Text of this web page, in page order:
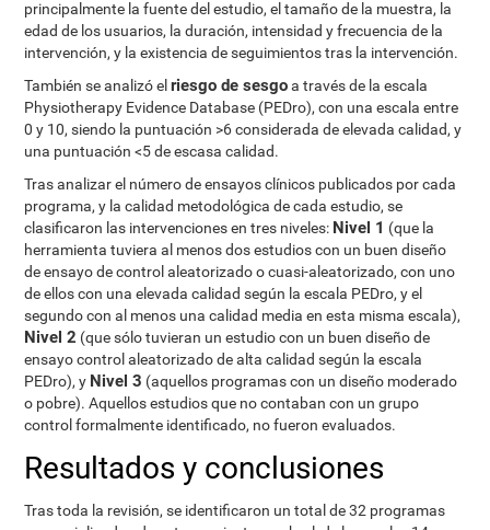
principalmente la fuente del estudio, el tamaño de la muestra, la
edad de los usuarios, la duración, intensidad y frecuencia de la
intervención, y la existencia de seguimientos tras la intervención.
También se analizó elriesgo de sesgoa través de la escala
Physiotherapy Evidence Database (PEDro), con una escala entre
0 y 10, siendo la puntuación >6 considerada de elevada calidad, y
una puntuación <5 de escasa calidad.
Tras analizar el número de ensayos clínicos publicados por cada
programa, y la calidad metodológica de cada estudio, se
clasificaron las intervenciones en tres niveles: Nivel 1 (que la
herramienta tuviera al menos dos estudios con un buen diseño
de ensayo de control aleatorizado o cuasi-aleatorizado, con uno
de ellos con una elevada calidad según la escala PEDro, y el
segundo con al menos una calidad media en esta misma escala),
Nivel 2 (que sólo tuvieran un estudio con un buen diseño de
ensayo control aleatorizado de alta calidad según la escala
PEDro), y Nivel 3 (aquellos programas con un diseño moderado
o pobre). Aquellos estudios que no contaban con un grupo
control formalmente identificado, no fueron evaluados.
Resultados y conclusiones
Tras toda la revisión, se identificaron un total de 32 programas